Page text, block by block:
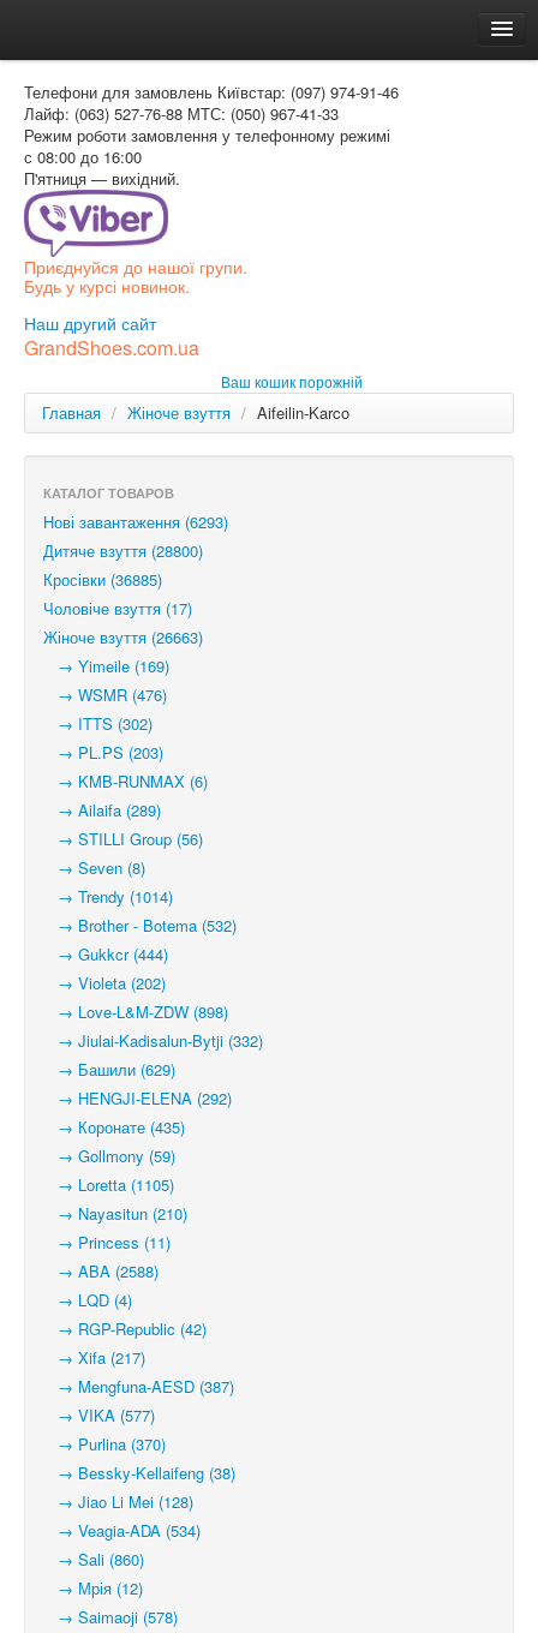
Доставка и оплата
Как заказать
Контакти
Таблиця розмірів
Вхід для покупця
РОС
Телефони для замовлень Київстар: (097) 974-91-46
Лайф: (063) 527-76-88 МТС: (050) 967-41-33
Режим роботи замовлення у телефонному режимі
с 08:00 до 16:00
П'ятниця — вихідний.
Приєднуйся до нашої групи.
Будь у курсі новинок.
Наш другий сайт
GrandShoes.com.ua
Ваш кошик порожній
Главная / Жіноче взуття / Aifeilin-Karco
КАТАЛОГ ТОВАРОВ
Нові завантаження (6293)
Дитяче взуття (28800)
Кросівки (36885)
Чоловіче взуття (17)
Жіноче взуття (26663)
→ Yimeile (169)
→ WSMR (476)
→ ITTS (302)
→ PL.PS (203)
→ KMB-RUNMAX (6)
→ Ailaifa (289)
→ STILLI Group (56)
→ Seven (8)
→ Trendy (1014)
→ Brother - Botema (532)
→ Gukkcr (444)
→ Violeta (202)
→ Love-L&M-ZDW (898)
→ Jiulai-Kadisalun-Bytji (332)
→ Башили (629)
→ HENGJI-ELENA (292)
→ Коронате (435)
→ Gollmony (59)
→ Loretta (1105)
→ Nayasitun (210)
→ Princess (11)
→ ABA (2588)
→ LQD (4)
→ RGP-Republic (42)
→ Xifa (217)
→ Mengfuna-AESD (387)
→ VIKA (577)
→ Purlina (370)
→ Bessky-Kellaifeng (38)
→ Jiao Li Mei (128)
→ Veagia-ADA (534)
→ Sali (860)
→ Мрія (12)
→ Saimaoji (578)